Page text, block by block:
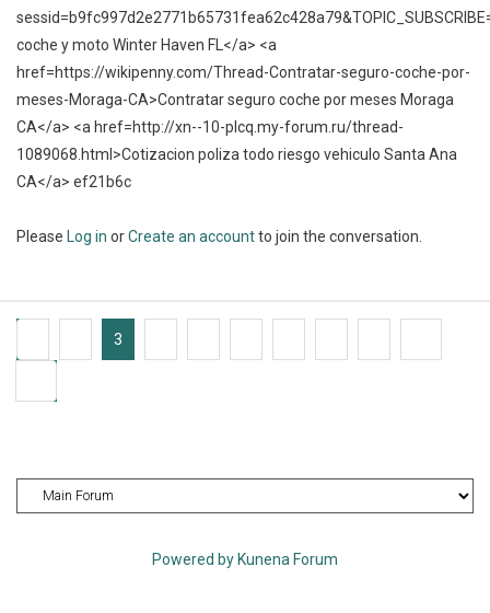
coche y moto Winter Haven FL</a> <a
href=https://wikipenny.com/Thread-Contratar-seguro-coche-por-
meses-Moraga-CA>Contratar seguro coche por meses Moraga
CA</a> <a href=http://xn--10-plcq.my-forum.ru/thread-
1089068.html>Cotizacion poliza todo riesgo vehiculo Santa Ana
CA</a> ef21b6c
Please Log in orCreate an accountto join the conversation.
3
Powered by Kunena Forum